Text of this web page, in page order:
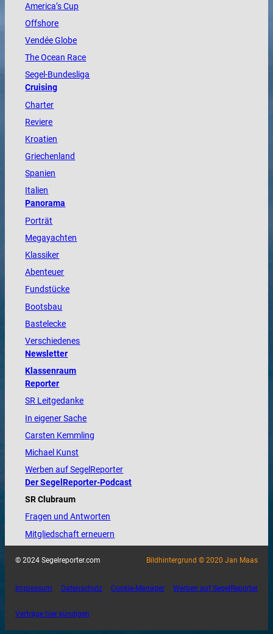
America’s Cup
Offshore
VendéeGlobe
TheOcean Race
Segel-Bundesliga
Cruising
Charter
Reviere
Kroatien
Griechenland
Spanien
Italien
Panorama
Porträt
Megayachten
Klassiker
Abenteuer
Fundstücke
Bootsbau
Bastelecke
Verschiedenes
Newsletter
Klassenraum
Reporter
SR Leitgedanke
In eigener Sache
Carsten Kemmling
Michael Kunst
Werben auf SegelReporter
Der SegelReporter-Podcast
SR Clubraum
Fragen und Antworten
Mitgliedschaft erneuern
© 2024 Segelreporter.com Bildhintergrund © 2020 Jan Maas
Impressum Datenschutz Cookie-Manager Werben auf SegelReporter
Verträge hier kündigen